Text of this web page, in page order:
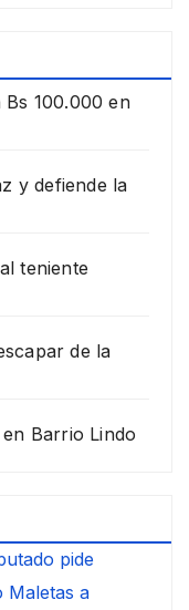
100.000 en
y defiende la
teniente
de la
Barrio Lindo
pide
Maletas a